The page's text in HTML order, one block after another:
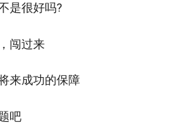
是很好吗?
闯过来
来成功的保障
吧